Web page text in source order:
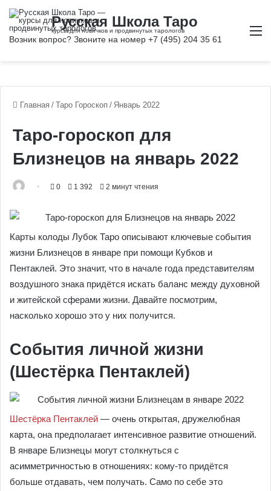
Главная / Таро Гороскоп / Январь 2022
Таро-гороскоп для
Близнецов на январь 2022
0 1 392 2 минут чтения
Карты колоды Лубок Таро описывают ключевые события
жизни Близнецов в январе при помощи Кубков и
Пентаклей. Это значит, что в начале года представителям
воздушного знака придётся искать баланс между духовной
и житейской сферами жизни. Давайте посмотрим,
насколько хорошо это у них получится.
События личной жизни
(Шестёрка Пентаклей)
Шестёрка Пентаклей — очень открытая, дружелюбная
карта, она предполагает интенсивное развитие отношений.
В январе Близнецы могут столкнуться с
асимметричностью в отношениях: кому-то придётся
больше отдавать, чем получать. Само по себе это